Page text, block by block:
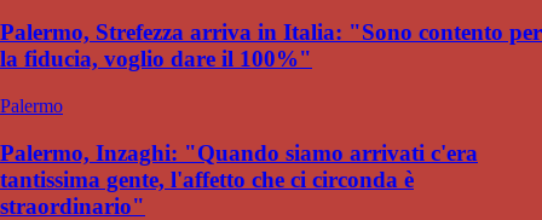
Palermo, Strefezza arriva in Italia: "Sono contento per
la fiducia, voglio dare il 100%"
Palermo
Palermo, Inzaghi: "Quando siamo arrivati c'era
tantissima gente, l'affetto che ci circonda è
straordinario"